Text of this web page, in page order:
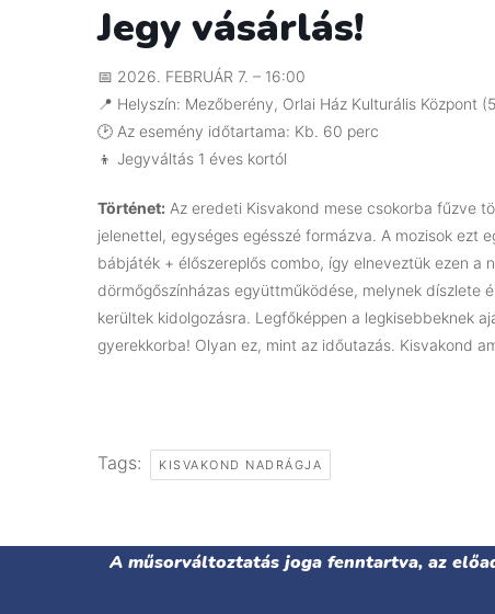
Jegy vásárlás!
📅 2026. FEBRUÁR 7. – 16:00
📍 Helyszín: Mezőberény, Orlai Ház Kulturális Központ
🕑 Az esemény időtartama: Kb. 60 perc
👦 Jegyváltás 1 éves kortól
Történet: Az eredeti Kisvakond mese csokorba fűzve
jelenettel, egységes egésszé formázva. A mozisok ezt
bábjáték + élőszereplős combo, így elneveztük ezen a
dörmőgőszínházas együttműködése, melynek díszlete
kerültek kidolgozásra. Legfőképpen a legkisebbeknek
gyerekkorba! Olyan ez, mint az időutazás. Kisvakond
Tags: KISVAKOND NADRÁGJA
A műsorváltoztatás joga fenntartva, az